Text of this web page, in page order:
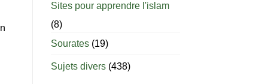
Sites pour apprendre l'islam
(8)
Sourates(19)
Sujets divers(438)